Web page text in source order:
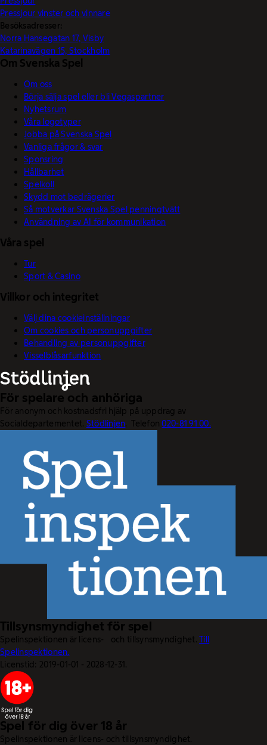
Pressjour vinster och vinnare
Besöksadresser:
Norra Hansegatan 17, Visby
Katarinavägen 15, Stockholm
Om Svenska Spel
Om oss
Börja sälja spel eller bli Vegaspartner
Nyhetsrum
Våra logotyper
Jobba på Svenska Spel
Vanliga frågor & svar
Sponsring
Hållbarhet
Spelkoll
Skydd mot bedrägerier
Så motverkar Svenska Spel penningtvätt
Användning av AI för kommunikation
Våra spel
Tur
Sport & Casino
Villkor och integritet
Välj dina cookieinställningar
Om cookies och personuppgifter
Behandling av personuppgifter
Visselblåsarfunktion
För spelare och anhöriga
För anonym och kostnadsfri hjälp på uppdrag av
Socialdepartementet. Stödlinjen. Telefon020-81 91 00.
Tillsynsmyndighet för spel
Spelinspektionen är licens- och tillsynsmyndighet.Till
Spelinspektionen.
Licenstid: 2019-01-01 - 2028-12-31.
Spel för dig över 18 år
Spelinspektionen är licens- och tillsynsmyndighet.